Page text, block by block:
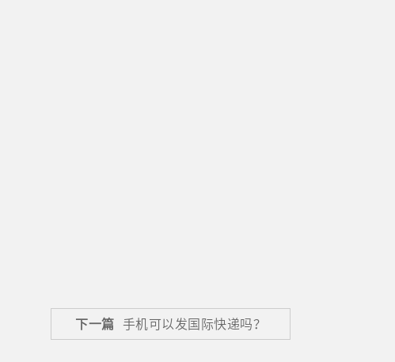
下一篇 手机可以发国际快递吗？